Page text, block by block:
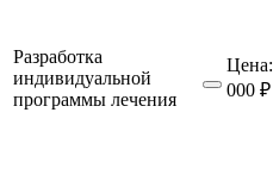
Разработка
индивидуальной
программы лечения
Цена:
000 ₽